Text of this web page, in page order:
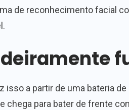
de reconhecimento facial
a partir de uma bateria de
chega para bater de frente